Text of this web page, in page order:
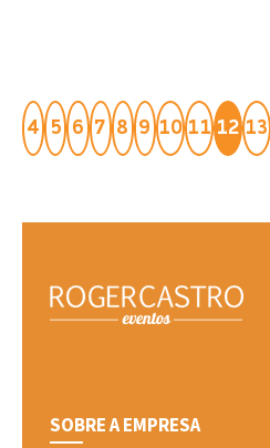
4 5 6 7 8 9 10 11 12 13
SOBRE A EMPRESA